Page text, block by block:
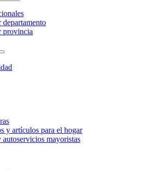
departamento
provincia
y artículos para el hogar
autoservicios mayoristas